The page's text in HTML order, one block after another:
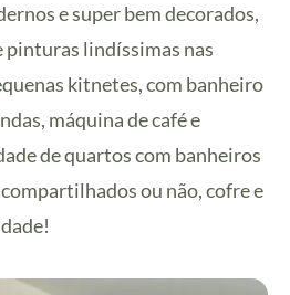
e super bem decorados,
pinturas lindíssimas nas
kitnetes, com banheiro
máquina de café e
de quartos com banheiros
ou não, cofre e